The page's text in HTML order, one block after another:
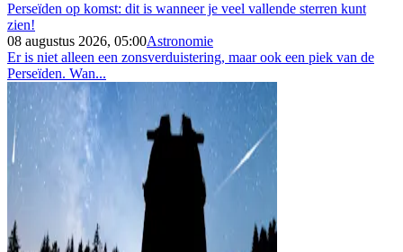
Perseïden op komst: dit is wanneer je veel vallende sterren kunt
zien!
08 augustus 2026, 05:00Astronomie
Er is niet alleen een zonsverduistering, maar ook een piek van de
Perseïden. Wan...